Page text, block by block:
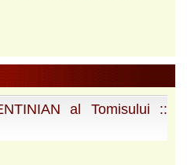
al Tomisului ::